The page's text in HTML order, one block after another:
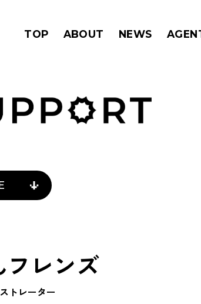
TOP ABOUT NEWS
フレンズ
トレーター